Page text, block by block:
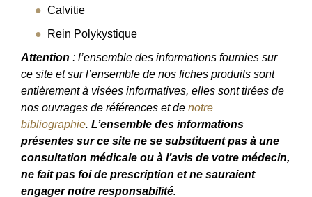
Calvitie
Rein Polykystique
Attention : l’ensemble des informations fournies sur
ce site et sur l’ensemble de nos fiches produits sont
entièrement à visées informatives, elles sont tirées de
nos ouvrages de références et de notre
bibliographie. L’ensemble des informations
présentes sur ce site ne se substituent pas à une
consultation médicale ou à l’avis de votre médecin,
ne fait pas foi de prescription et ne sauraient
engager notre responsabilité.